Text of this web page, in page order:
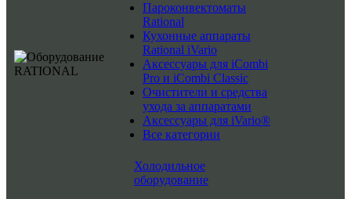
Пароконвектоматы
Rational
Кухонные аппараты
Rational iVario
Аксессуары для iCombi
Pro и iCombi Classic
Очистители и средства
ухода за аппаратами
Аксессуары для iVario®
Все категории
Холодильное
оборудование